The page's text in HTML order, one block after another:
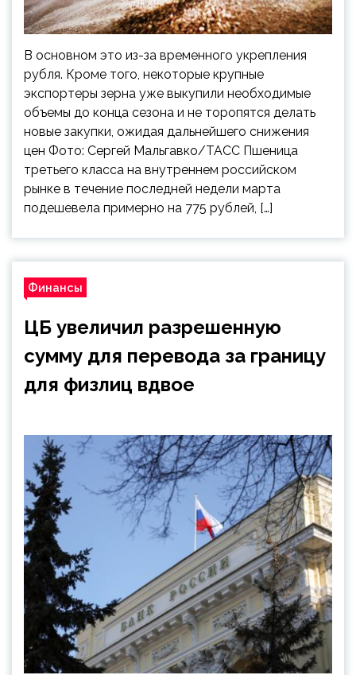
В основном это из-за временного укрепления
рубля. Кроме того, некоторые крупные
экспортеры зерна уже выкупили необходимые
объемы до конца сезона и не торопятся делать
новые закупки, ожидая дальнейшего снижения
цен Фото: Сергей Мальгавко/ТАСС Пшеница
третьего класса на внутреннем российском
рынке в течение последней недели марта
подешевела примерно на 775 рублей, […]
Финансы
ЦБ увеличил разрешенную
сумму для перевода за границу
для физлиц вдвое